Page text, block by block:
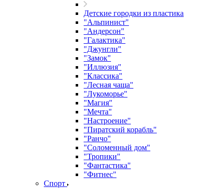
Детские городки из пластика
"Альпинист"
"Андерсон"
"Галактика"
"Джунгли"
"Замок"
"Иллюзия"
"Классика"
"Лесная чаща"
"Лукоморье"
"Магия"
"Мечта"
"Настроение"
"Пиратский корабль"
"Ранчо"
"Соломенный дом"
"Тропики"
"Фантастика"
"Фитнес"
Спорт